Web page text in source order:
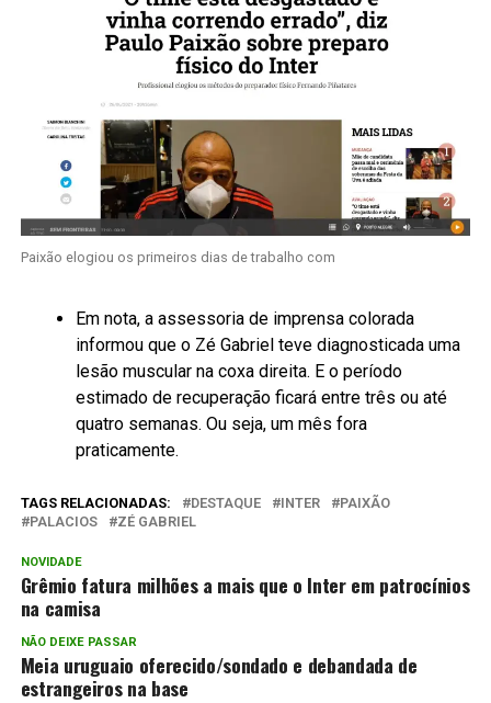
Paixão elogiou os primeiros dias de trabalho com
Em nota, a assessoria de imprensa colorada
informou que o Zé Gabriel teve diagnosticada uma
lesão muscular na coxa direita. E o período
estimado de recuperação ficará entre três ou até
quatro semanas. Ou seja, um mês fora
praticamente.
TAGS RELACIONADAS: DESTAQUE INTER
PAIXÃO
PALACIOS
ZÉ GABRIEL
NOVIDADE
Grêmio fatura milhões a mais que o Inter em patrocínios
na camisa
NÃO DEIXE PASSAR
Meia uruguaio oferecido/sondado e debandada de
estrangeiros na base